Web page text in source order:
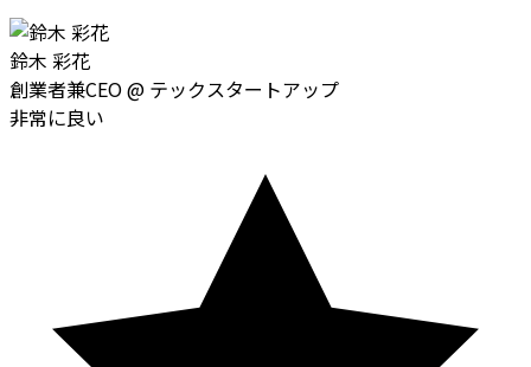
鈴木 彩花
創業者兼CEO@ テックスタートアップ
非常に良い